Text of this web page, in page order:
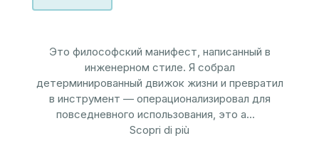
Это философский манифест, написанный в
инженерном стиле. Я собрал
детерминированный движок жизни и превратил
в инструмент — операционализировал для
повседневного использования, это а...
Scopri di più